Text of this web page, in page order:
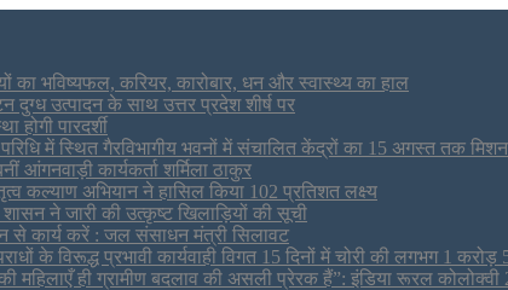
का भविष्यफल, करियर, कारोबार, धन और स्वास्थ्य का हाल
दुग्ध उत्पादन के साथ उत्तर प्रदेश शीर्ष पर
होगी पारदर्शी
परिधि में स्थित गैरविभागीय भवनों में संचालित केंद्रों का 15 अगस्त तक
आंगनवाड़ी कार्यकर्ता शर्मिला ठाकुर
कल्याण अभियान ने हासिल किया 102 प्रतिशत लक्ष्य
ने जारी की उत्कृष्ट खिलाड़ियों की सूची
से कार्य करें : जल संसाधन मंत्री सिलावट
के विरूद्ध प्रभावी कार्यवाही विगत 15 दिनों में चोरी की लगभग 1
महिलाएँ ही ग्रामीण बदलाव की असली प्रेरक हैं”: इंडिया रूरल